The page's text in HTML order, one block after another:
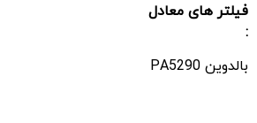
فیلتر های معادل
:
بالدوین PA5290